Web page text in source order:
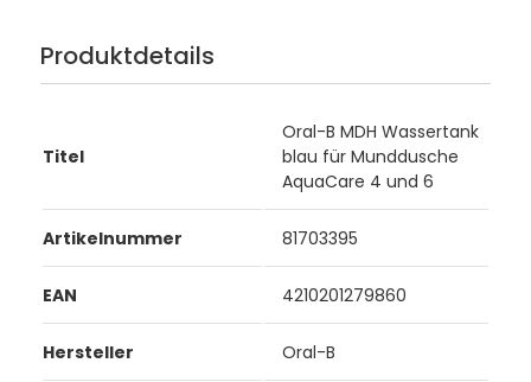
Produktdetails
Titel
Oral-B MDH Wassertank
blau für Munddusche
AquaCare 4 und 6
Artikelnummer 81703395
EAN 4210201279860
Hersteller Oral-B